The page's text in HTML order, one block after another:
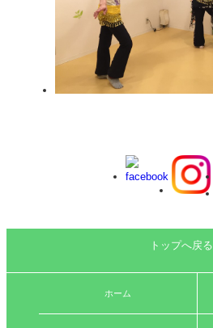
トップへ戻る
ホーム